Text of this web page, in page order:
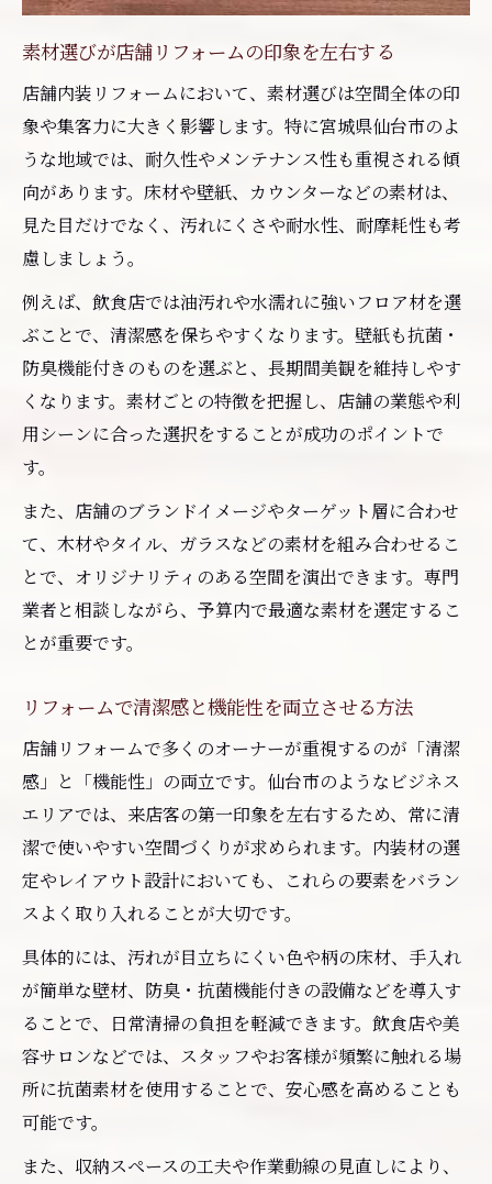
素材選びが店舗リフォームの印象を左右する
店舗内装リフォームにおいて、素材選びは空間全体の印
象や集客力に大きく影響します。特に宮城県仙台市のよ
うな地域では、耐久性やメンテナンス性も重視される傾
向があります。床材や壁紙、カウンターなどの素材は、
見た目だけでなく、汚れにくさや耐水性、耐摩耗性も考
慮しましょう。
例えば、飲食店では油汚れや水濡れに強いフロア材を選
ぶことで、清潔感を保ちやすくなります。壁紙も抗菌・
防臭機能付きのものを選ぶと、長期間美観を維持しやす
くなります。素材ごとの特徴を把握し、店舗の業態や利
用シーンに合った選択をすることが成功のポイントで
す。
また、店舗のブランドイメージやターゲット層に合わせ
て、木材やタイル、ガラスなどの素材を組み合わせるこ
とで、オリジナリティのある空間を演出できます。専門
業者と相談しながら、予算内で最適な素材を選定するこ
とが重要です。
リフォームで清潔感と機能性を両立させる方法
店舗リフォームで多くのオーナーが重視するのが「清潔
感」と「機能性」の両立です。仙台市のようなビジネス
エリアでは、来店客の第一印象を左右するため、常に清
潔で使いやすい空間づくりが求められます。内装材の選
定やレイアウト設計においても、これらの要素をバラン
スよく取り入れることが大切です。
具体的には、汚れが目立ちにくい色や柄の床材、手入れ
が簡単な壁材、防臭・抗菌機能付きの設備などを導入す
ることで、日常清掃の負担を軽減できます。飲食店や美
容サロンなどでは、スタッフやお客様が頻繁に触れる場
所に抗菌素材を使用することで、安心感を高めることも
可能です。
また、収納スペースの工夫や作業動線の見直しにより、